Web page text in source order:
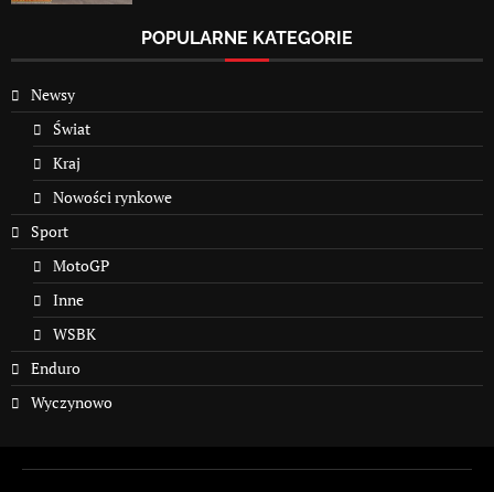
POPULARNE KATEGORIE
Newsy
Świat
Kraj
Nowości rynkowe
Sport
MotoGP
Inne
WSBK
Enduro
Wyczynowo